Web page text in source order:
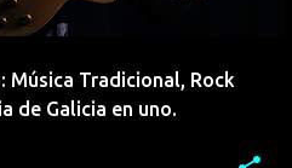
Música Tradicional, Rock
de Galicia en uno.